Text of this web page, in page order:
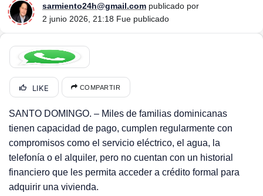
sarmiento24h@gmail.com publicado por
2 junio 2026, 21:18 Fue publicado
LIKE COMPARTIR
SANTO DOMINGO. – Miles de familias dominicanas
tienen capacidad de pago, cumplen regularmente con
compromisos como el servicio eléctrico, el agua, la
telefonía o el alquiler, pero no cuentan con un historial
financiero que les permita acceder a crédito formal para
adquirir una vivienda.